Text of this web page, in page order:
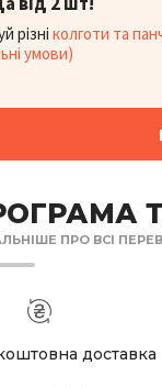
різні колготи та
умови)
ПРО ВСІ
доставка